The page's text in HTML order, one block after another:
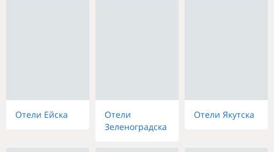
Отели Ейска
Отели
Зеленоградска
Отели Якутска